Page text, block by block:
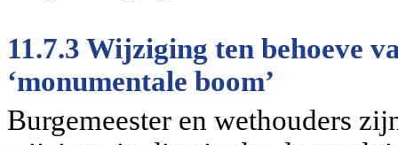
11.7.3 Wijziging ten behoeve
‘monumentale boom’
Burgemeester en wethouders